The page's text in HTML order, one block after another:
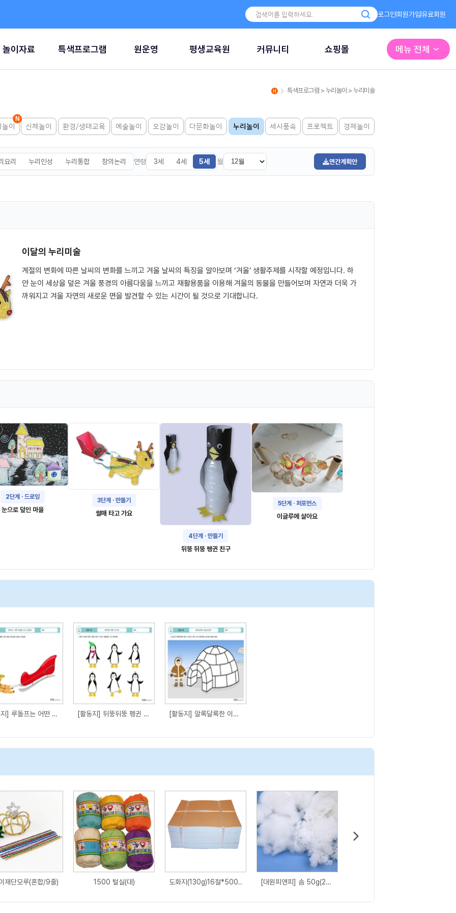
로그인회원가입유료회원
놀이자료 특색프로그램 원운영 평생교육원 커뮤니티 쇼핑몰 메뉴 전체
특색프로그램 > 누리놀이 > 누리미술
이 신체놀이 환경/생태교육 예술놀이 오감놀이 다문화놀이 누리놀이 세시풍속 프로젝트 경제놀이
요리 누리인성 누리통합 창의논리 연령 3세 4세 5세 월 연간계획안
이달의 누리미술
계절의 변화에 따른 날씨의 변화를 느끼고 겨울 날씨의 특징을 알아보며 ʻ겨울ʼ 생활주제를 시작할 예정입니다. 하
얀 눈이 세상을 덮은 겨울 풍경의 아름다움을 느끼고 재활용품을 이용해 겨울의 동물을 만들어보며 자연과 더욱 가
까워지고 겨울 자연의 새로운 면을 발견할 수 있는 시간이 될 것으로 기대합니다.
2단계 · 드로잉
눈으로 덮인 마을
3단계 · 만들기
썰매 타고 가요
4단계 · 만들기
뒤뚱 뒤뚱 펭귄 친구
5단계 · 퍼포먼스
이글루에 살아요
[활동지] 루돌프는 어떤 선물을 싣고 갈까요? [활동지] 뒤뚱뒤뚱 펭귄 친구들 [활동지] 알록달록한 이글루라면?
재단모루(혼합/9줄) 1500 털실(대) 도화지(130g)16절*500.. [대원피앤피] 솜 50g(2종..